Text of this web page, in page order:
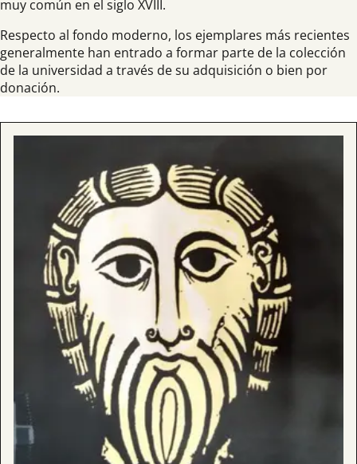
muy común en el siglo XVIII.
Respecto al fondo moderno, los ejemplares más recientes
generalmente han entrado a formar parte de la colección
de la universidad a través de su adquisición o bien por
donación.